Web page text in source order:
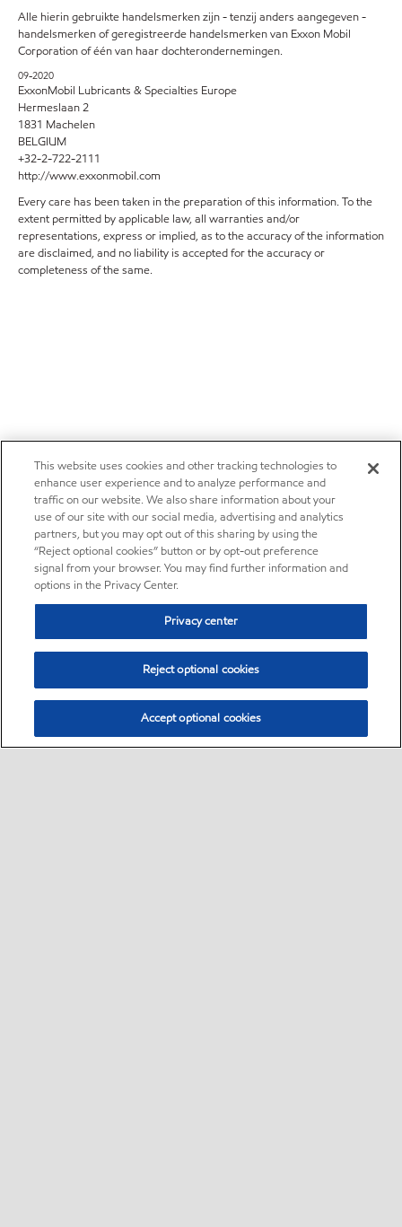
Alle hierin gebruikte handelsmerken zijn - tenzij anders aangegeven -
handelsmerken of geregistreerde handelsmerken van Exxon Mobil
Corporation of één van haar dochterondernemingen.
09-2020
ExxonMobil Lubricants & Specialties Europe
Hermeslaan 2
1831 Machelen
BELGIUM
+32-2-722-2111
http://www.exxonmobil.com
Every care has been taken in the preparation of this information. To the
extent permitted by applicable law, all warranties and/or
representations, express or implied, as to the accuracy of the information
are disclaimed, and no liability is accepted for the accuracy or
completeness of the same.
This website uses cookies and other tracking technologies to
enhance user experience and to analyze performance and
traffic on our website. We also share information about your
use of our site with our social media, advertising and analytics
partners, but you may opt out of this sharing by using the
“Reject optional cookies” button or by opt-out preference
signal from your browser. You may find further information and
options in the Privacy Center.
Privacy center
Reject optional cookies
Accept optional cookies